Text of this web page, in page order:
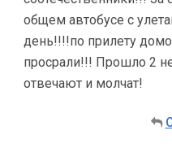
общем автобусе с
день!!!!по прилету
просрали!!! Прошло 2
отвечают и молчат!